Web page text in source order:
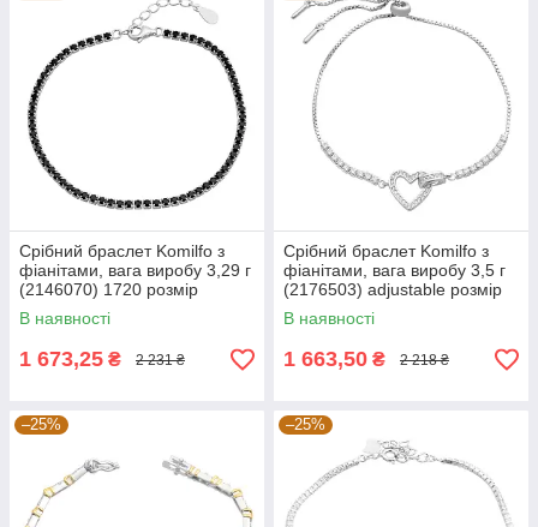
Срібний браслет Komilfo з
фіанітами, вага виробу 3,29 г
(2146070) 1720 розмір
В наявності
1 673,25 ₴ 2 231 ₴
Срібний браслет Komilfo з
фіанітами, вага виробу 3,5 г
(2176503) adjustable розмір
В наявності
1 663,50 ₴ 2 218 ₴
–25% –25%